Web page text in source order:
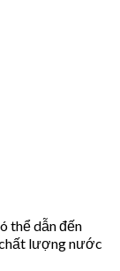
thể dẫn đến
lượng nước